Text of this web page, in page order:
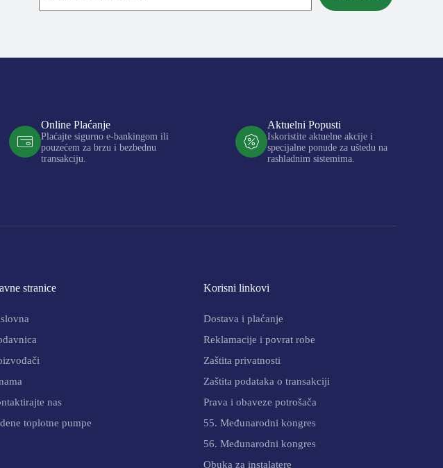
Online Plaćanje
Plaćajte sigurno e-bankingom ili
pouzećem za brzu i bezbednu
transakciju.
Aktuelni Popusti
Iskoristite aktuelne akcije i
specijalne ponude za uštedu na
rashladnim sistemima.
stranice
nas
toplotne pumpe
Korisni linkovi
Dostava i plaćanje
Reklamacije i povrat robe
Zaštita privatnosti
Zaštita podataka o transakciji
Prava i obaveze potrošača
55. Međunarodni kongres
56. Međunarodni kongres
Obuka za instalatere